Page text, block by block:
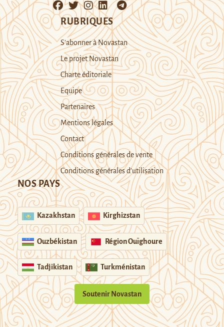
RUBRIQUES
S’abonner à Novastan
Le projet Novastan
Charte éditoriale
Equipe
Partenaires
Mentions légales
Contact
Conditions générales de vente
Conditions générales d’utilisation
NOS PAYS
Kazakhstan Kirghizstan
Ouzbékistan Région Ouïghoure
Tadjikistan Turkménistan
Soutenir Novastan